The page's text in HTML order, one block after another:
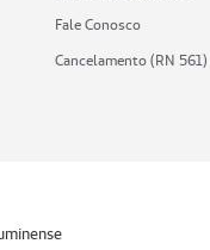
Fale Conosco
Cancelamento (RN 561)